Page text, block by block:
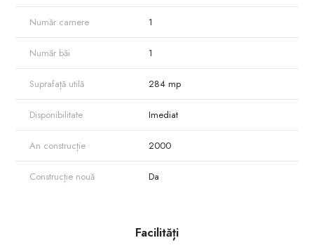
Prețul nu include TVA.
Număr camere 1
Număr băi 1
Suprafață utilă 284 mp
Disponibilitate Imediat
An construcție 2000
Construcție nouă Da
Facilități